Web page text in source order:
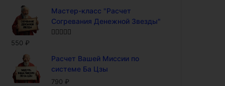
Мастер-класс "Расчет
Согревания Денежной Звезды"
550 ₽
Расчет Вашей Миссии по
системе Ба Цзы
790 ₽